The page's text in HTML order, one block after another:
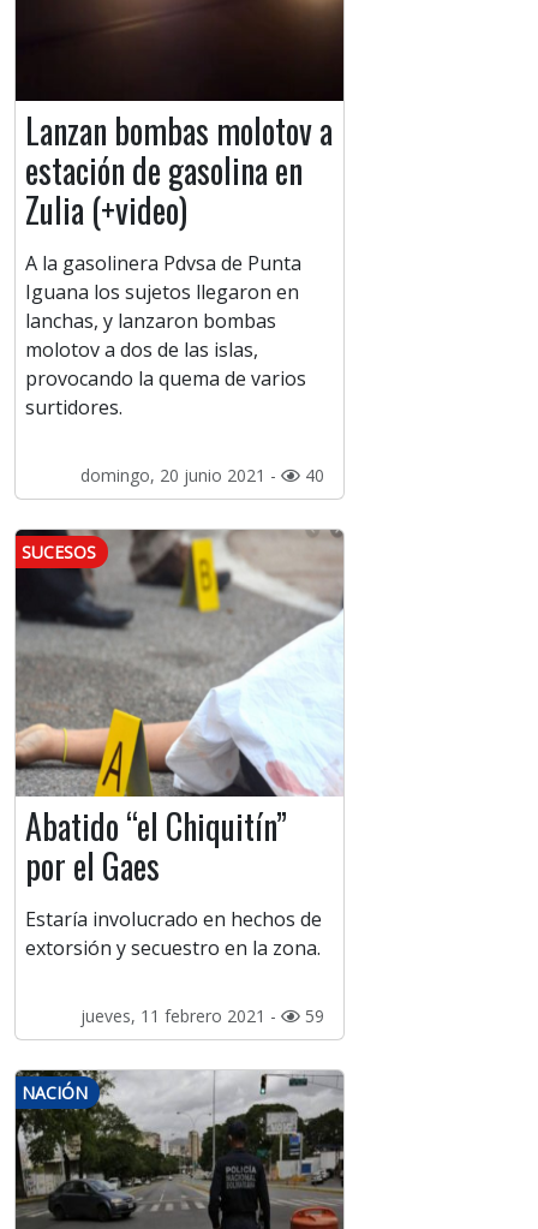
Lanzan bombas molotov a
estación de gasolina en
Zulia (+video)
A la gasolinera Pdvsa de Punta
Iguana los sujetos llegaron en
lanchas, y lanzaron bombas
molotov a dos de las islas,
provocando la quema de varios
surtidores.
domingo, 20 junio 2021 - 40
SUCESOS
Abatido “el Chiquitín”
por el Gaes
Estaría involucrado en hechos de
extorsión y secuestro en la zona.
jueves, 11 febrero 2021 - 59
NACIÓN